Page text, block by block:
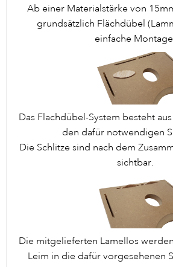
Ab einer Materialstärke von
grundsätzlich Flächdübel
einfache
Das Flachdübel-System besteht
den dafür notwendigen
Die Schlitze sind nach dem
sichtbar.
Die mitgelieferten Lamellos
Leim in die dafür vorgesehenen